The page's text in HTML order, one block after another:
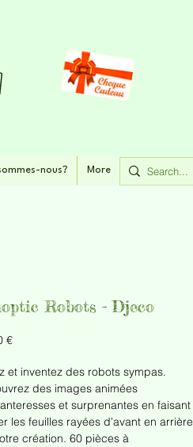
nous? More
Robots - Djeco
€Prix
et inventez des robots sympas.
des images animées
et surprenantes en faisant
les feuilles rayées d'avant en arrière
création. 60 pièces à